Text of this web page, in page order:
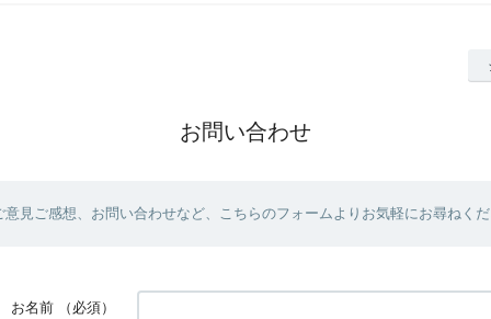
お問い合わせ
見ご感想、お問い合わせなど、こちらのフォームよりお気軽にお尋ねくだ
お名前 （必須）